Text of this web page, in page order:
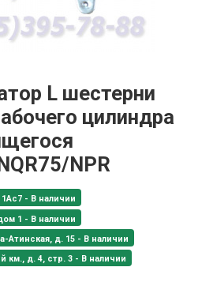
L шестерни
цилиндра
NPR
- В наличии
1 - В наличии
д. 15 - В наличии
д. 4, стр. 3 - В наличии